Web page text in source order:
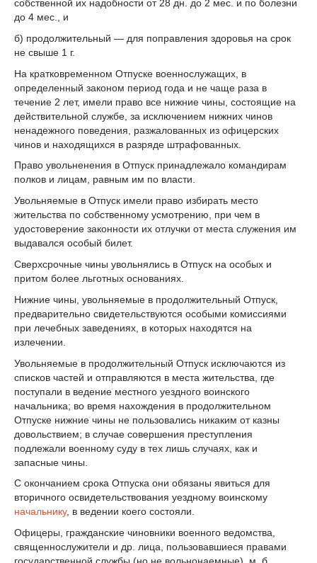
собственной их надобности от 28 дн. до 2 мес. и по болезни
до 4 мес., и
б) продолжительный — для поправления здоровья на срок
не свыше 1 г.
На кратковременном Отпуске военнослужащих, в
определенный законом период года и не чаще раза в
течение 2 лет, имели право все нижние чины, состоящие на
действительной службе, за исключением нижних чинов
ненадежного поведения, разжалованных из офицерских
чинов и находящихся в разряде штрафованных.
Право увольненения в Отпуск принадлежало командирам
полков и лицам, равным им по власти.
Увольняемые в Отпуск имели право избирать место
жительства по собственному усмотрению, при чем в
удостоверение законности их отлучки от места служения им
выдавался особый билет.
Сверхсрочные чины увольнялись в Отпуск на особых и
притом более льготных основаниях.
Нижние чины, увольняемые в продолжительный Отпуск,
предварительно свидетельствуются особыми комиссиями
при лечебных заведениях, в которых находятся на
излечении.
Увольняемые в продолжительный Отпуск исключаются из
списков частей и отправляются в места жительства, где
поступали в ведение местного уездного воинского
начальника; во время нахождения в продолжительном
Отпуске нижние чины не пользовались никаким от казны
довольствием; в случае совершения преступления
подлежали военному суду в тех лишь случаях, как и
запасные чины.
С окончанием срока Отпуска они обязаны явиться для
вторичного освидетельствования уездному воинскому
начальнику, в ведении коего состояли.
Офицеры, гражданские чиновники военного ведомства,
священнослужители и др. лица, пользовавшиеся правами